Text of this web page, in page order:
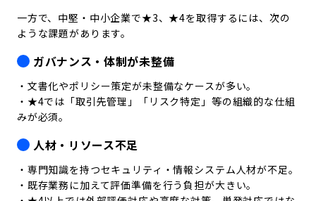
一方で、中堅・中小企業で★3、★4を取得するには、次の
ような課題があります。
ガバナンス・体制が未整備
・文書化やポリシー策定が未整備なケースが多い。
・★4では「取引先管理」「リスク特定」等の組織的な仕組
みが必須。
人材・リソース不足
・専門知識を持つセキュリティ・情報システム人材が不足。
・既存業務に加えて評価準備を行う負担が大きい。